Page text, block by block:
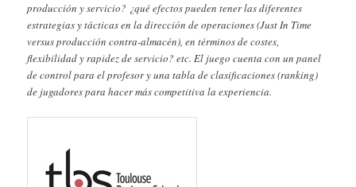
producción y servicio? ¿qué efectos pueden tener las diferentes
estrategias y tácticas en la dirección de operaciones (Just In Time
versus producción contra-almacén), en términos de costes,
flexibilidad y rapidez de servicio? etc. El juego cuenta con un panel
de control para el profesor y una tabla de clasificaciones (ranking)
de jugadores para hacer más competitiva la experiencia.